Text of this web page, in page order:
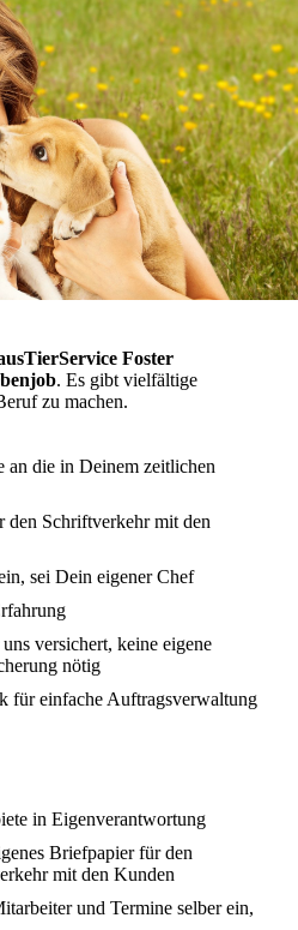
Foster
. Es gibt vielfältige
zu machen.
an die in Deinem zeitlichen
den Schriftverkehr mit den
sei Dein eigener Chef
versichert, keine eigene
nötig
für einfache Auftragsverwaltung
in Eigenverantwortung
Briefpapier für den
mit den Kunden
und Termine selber ein,